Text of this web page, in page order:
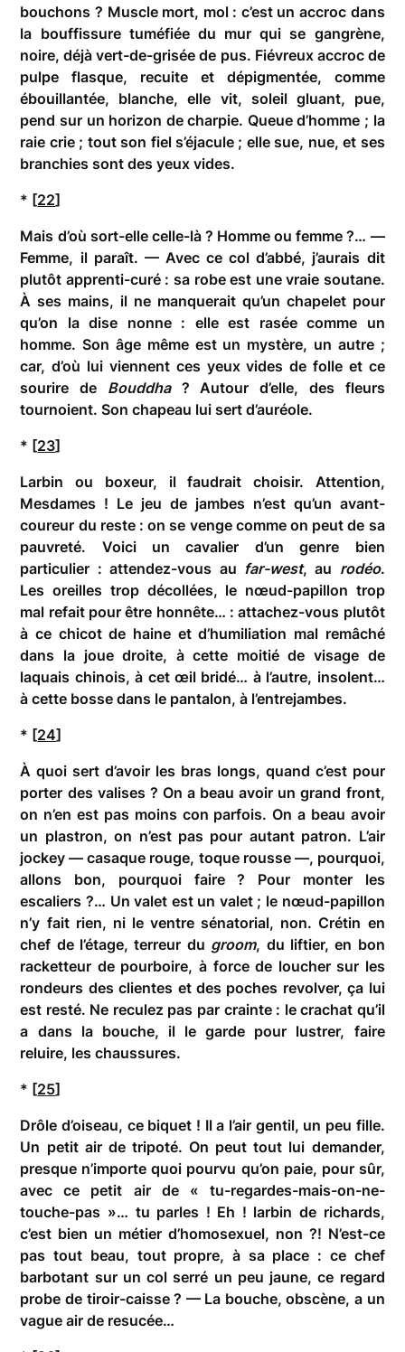
bouchons ? Muscle mort, mol : c’est un accroc dans
la bouffissure tuméfiée du mur qui se gangrène,
noire, déjà vert-de-grisée de pus. Fiévreux accroc de
pulpe flasque, recuite et dépigmentée, comme
ébouillantée, blanche, elle vit, soleil gluant, pue,
pend sur un horizon de charpie. Queue d’homme ; la
raie crie ; tout son fiel s’éjacule ; elle sue, nue, et ses
branchies sont des yeux vides.
* [22]
Mais d’où sort-elle celle-là ? Homme ou femme ?… —
Femme, il paraît. — Avec ce col d’abbé, j’aurais dit
plutôt apprenti-curé : sa robe est une vraie soutane.
À ses mains, il ne manquerait qu’un chapelet pour
qu’on la dise nonne : elle est rasée comme un
homme. Son âge même est un mystère, un autre ;
car, d’où lui viennent ces yeux vides de folle et ce
sourire de Bouddha? Autour d’elle, des fleurs
tournoient. Son chapeau lui sert d’auréole.
* [23]
Larbin ou boxeur, il faudrait choisir. Attention,
Mesdames ! Le jeu de jambes n’est qu’un avant-
coureur du reste : on se venge comme on peut de sa
pauvreté. Voici un cavalier d’un genre bien
particulier : attendez-vous au far-west, au rodéo.
Les oreilles trop décollées, le nœud-papillon trop
mal refait pour être honnête… : attachez-vous plutôt
à ce chicot de haine et d’humiliation mal remâché
dans la joue droite, à cette moitié de visage de
laquais chinois, à cet œil bridé… à l’autre, insolent…
à cette bosse dans le pantalon, à l’entrejambes.
* [24]
À quoi sert d’avoir les bras longs, quand c’est pour
porter des valises ? On a beau avoir un grand front,
on n’en est pas moins con parfois. On a beau avoir
un plastron, on n’est pas pour autant patron. L’air
jockey — casaque rouge, toque rousse —, pourquoi,
allons bon, pourquoi faire ? Pour monter les
escaliers ?… Un valet est un valet ; le nœud-papillon
n’y fait rien, ni le ventre sénatorial, non. Crétin en
chef de l’étage, terreur du groom, du liftier, en bon
racketteur de pourboire, à force de loucher sur les
rondeurs des clientes et des poches revolver, ça lui
est resté. Ne reculez pas par crainte : le crachat qu’il
a dans la bouche, il le garde pour lustrer, faire
reluire, les chaussures.
* [25]
Drôle d’oiseau, ce biquet ! Il a l’air gentil, un peu fille.
Un petit air de tripoté. On peut tout lui demander,
presque n’importe quoi pourvu qu’on paie, pour sûr,
avec ce petit air de « tu-regardes-mais-on-ne-
touche-pas »… tu parles ! Eh ! larbin de richards,
c’est bien un métier d’homosexuel, non ?! N’est-ce
pas tout beau, tout propre, à sa place : ce chef
barbotant sur un col serré un peu jaune, ce regard
probe de tiroir-caisse ? — La bouche, obscène, a un
vague air de resucée…